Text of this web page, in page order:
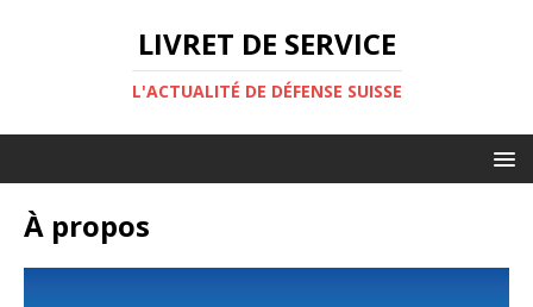
LIVRET DE SERVICE
L'ACTUALITÉ DE DÉFENSE SUISSE
À propos